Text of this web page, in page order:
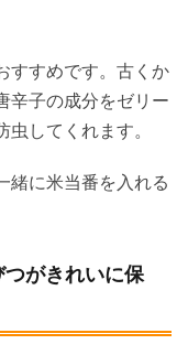
すすめです。古くか
辛子の成分をゼリー
してくれます。
緒に米当番を入れる
がきれいに保